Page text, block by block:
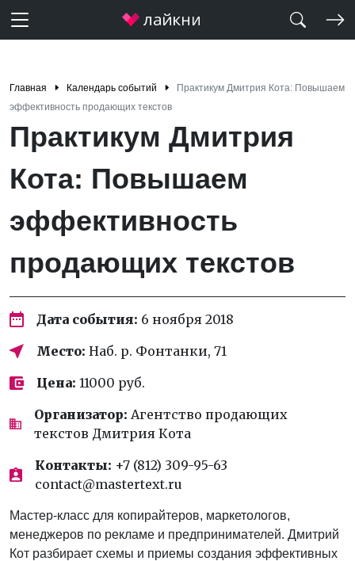
Главная Календарь событий
Практикум Дмитрия Кота: Повышаем
эффективность продающих текстов
Практикум Дмитрия
Кота: Повышаем
эффективность
продающих текстов
Дата события: 6 ноября 2018
Место: Наб. р. Фонтанки, 71
Цена: 11000 руб.
Организатор: Агентство продающих
текстов Дмитрия Кота
Контакты: +7 (812) 309-95-63
contact@mastertext.ru
Мастер-класс для копирайтеров, маркетологов,
менеджеров по рекламе и предпринимателей. Дмитрий
Кот разбирает схемы и приемы создания эффективных